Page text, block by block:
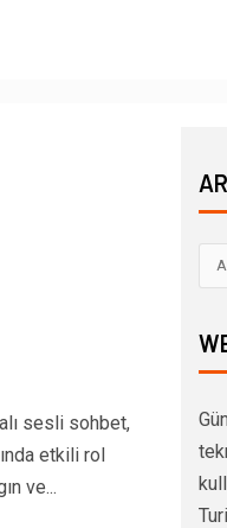
sesli sohbet,
etkili rol
ve...